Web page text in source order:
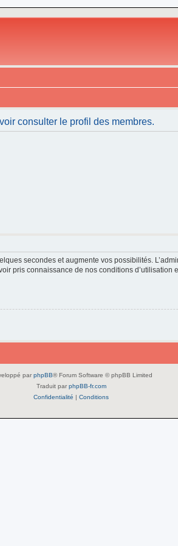
consulter le profil des membres.
secondes et augmente vos possibilités.
pris connaissance de nos conditions
par phpBB® Forum Software © phpBB Limited
Traduit par phpBB-fr.com
Confidentialité | Conditions